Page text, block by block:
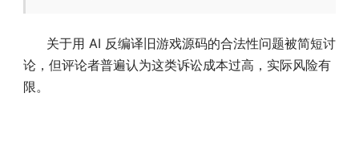
关于用 AI 反编译旧游戏源码的合法性问题被简短讨
论，但评论者普遍认为这类诉讼成本过高，实际风险有
限。